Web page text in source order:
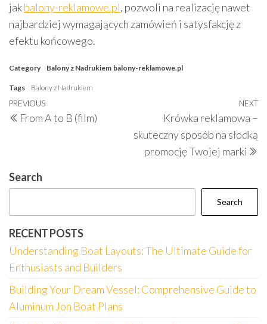
jakbalony-reklamowe.pl, pozwoli na realizację nawet
najbardziej wymagających zamówień i satysfakcję z
efektu końcowego.
Category Balony z Nadrukiem balony-reklamowe.pl
Tags Balony z Nadrukiem
Post
navigation
Previous
Post
PREVIOUS
From A to B (film)
NEXT
Krówka reklamowa –
skuteczny sposób na słodką
promocję Twojej marki
Search
Search
RECENT POSTS
Understanding Boat Layouts: The Ultimate Guide for
Enthusiasts and Builders
Building Your Dream Vessel: Comprehensive Guide to
Aluminum Jon Boat Plans